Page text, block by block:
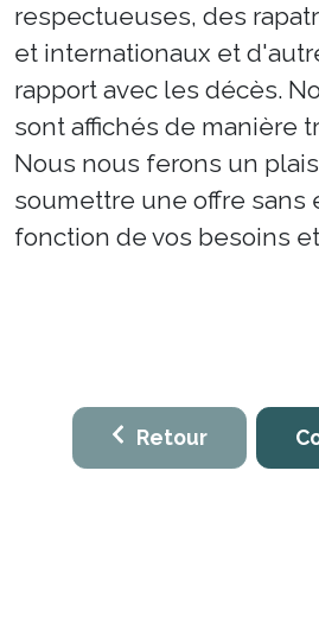
respectueuses, des
et internationaux et
rapport avec les décès.
sont affichés de manière
Nous nous ferons un
soumettre une offre sans
fonction de vos besoins
Retour